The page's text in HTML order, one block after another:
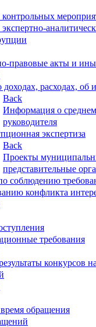
контрольных
экспертно-
правовые акты и
расходах, об
Back
Информация о
руководителя
экспертиза
Back
Проекты
представительные
соблюдению
конфликта
требования
конкурсов
обращения